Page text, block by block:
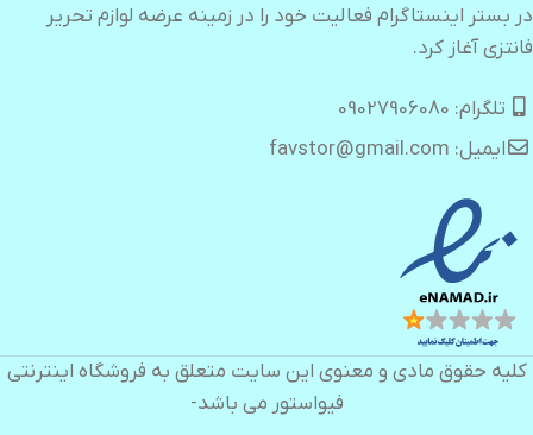
در بستر اینستاگرام فعالیت خود را در زمینه عرضه لوازم تحریر
فانتزی آغاز کرد.
تلگرام: 09027906080
ایمیل: favstor@gmail.com
کلیه حقوق مادی و معنوی این سایت متعلق به فروشگاه اینترنتی
فیواستور می باشد-